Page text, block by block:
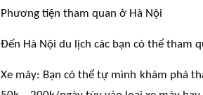
Phương tiện tham quan ở Hà Nội
Đến Hà Nội du lịch các bạn có thể tham
Xe máy: Bạn có thể tự mình khám phá